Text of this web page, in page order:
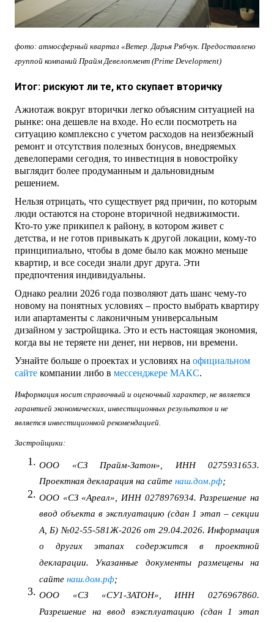
фото: атмосферный квартал «Ветер. Дарья Рябчук. Предоставлено
группой компаний Прайм Девелопмент (Prime Development)
Итог: рискуют ли те, кто скупает вторичку
Ажиотаж вокруг вторички легко объясним ситуацией на
рынке: она дешевле на входе. Но если посмотреть на
ситуацию комплексно с учетом расходов на неизбежный
ремонт и отсутствия полезных бонусов, внедряемых
девелоперами сегодня, то инвестиция в новостройку
выглядит более продуманным и дальновидным
решением.
Нельзя отрицать, что существует ряд причин, по которым
люди остаются на стороне вторичной недвижимости.
Кто-то уже прикипел к району, в котором живет с
детства, и не готов привыкать к другой локации, кому-то
принципиально, чтобы в доме было как можно меньше
квартир, и все соседи знали друг друга. Эти
предпочтения индивидуальны.
Однако реалии 2026 года позволяют дать шанс чему-то
новому на понятных условиях – просто выбрать квартиру
или апартаменты с лаконичным универсальным
дизайном у застройщика. Это и есть настоящая экономия,
когда вы не теряете ни денег, ни нервов, ни времени.
Узнайте больше о проектах и условиях на официальном
сайте компании либо в мессенджере МАКС.
Информация носит справочный и оценочный характер, не является
гарантией экономических, инвестиционных результатов и не
является инвестиционной рекомендацией.
Застройщики:
ООО «СЗ Прайм-Затон», ИНН 0275931653.
Проектная декларация на сайте наш.дом.рф;
ООО «СЗ «Ареал», ИНН 0278976934. Разрешение на
ввод объекта в эксплуатацию (сдан 1 этап – секции
А, Б) №02-55-581Ж-2026 от 29.04.2026. Информация
о других этапах содержится в проектной
декларации. Указанные документы размещены на
сайте наш.дом.рф;
ООО «СЗ «СУ1-ЗАТОН», ИНН 0276967860.
Разрешение на ввод вэксплуатацию (сдан 1 этап